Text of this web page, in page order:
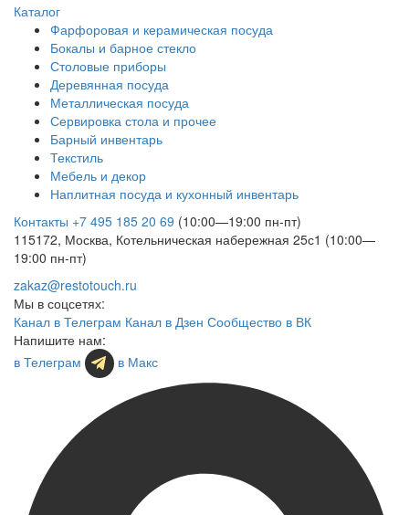
Каталог
Фарфоровая и керамическая посуда
Бокалы и барное стекло
Столовые приборы
Деревянная посуда
Металлическая посуда
Сервировка стола и прочее
Барный инвентарь
Текстиль
Мебель и декор
Наплитная посуда и кухонный инвентарь
Контакты +7 495 185 20 69 (10:00—19:00 пн-пт)
115172, Москва, Котельническая набережная 25с1 (10:00—
19:00 пн-пт)
zakaz@restotouch.ru
Мы в соцсетях:
Канал в Телеграм Канал в Дзен Сообщество в ВК
Напишите нам:
в Телеграм
в Макс